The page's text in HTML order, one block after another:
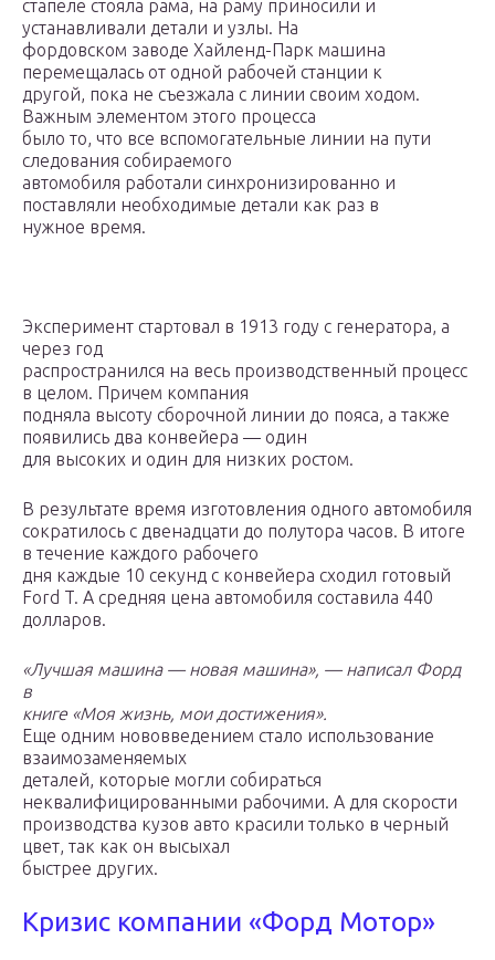
стапеле стояла рама, на раму приносили и
устанавливали детали и узлы. На
фордовском заводе Хайленд-Парк машина
перемещалась от одной рабочей станции к
другой, пока не съезжала с линии своим ходом.
Важным элементом этого процесса
было то, что все вспомогательные линии на пути
следования собираемого
автомобиля работали синхронизированно и
поставляли необходимые детали как раз в
нужное время.
Эксперимент стартовал в 1913 году с генератора, а
через год
распространился на весь производственный процесс
в целом. Причем компания
подняла высоту сборочной линии до пояса, а также
появились два конвейера — один
для высоких и один для низких ростом.
В результате время изготовления одного автомобиля
сократилось с двенадцати до полутора часов. В итоге
в течение каждого рабочего
дня каждые 10 секунд с конвейера сходил готовый
Ford T. А средняя цена автомобиля составила 440
долларов.
«Лучшая машина — новая машина», — написал Форд
в
книге «Моя жизнь, мои достижения».
Еще одним нововведением стало использование
взаимозаменяемых
деталей, которые могли собираться
неквалифицированными рабочими. А для скорости
производства кузов авто красили только в черный
цвет, так как он высыхал
быстрее других.
Кризис компании «Форд Мотор»